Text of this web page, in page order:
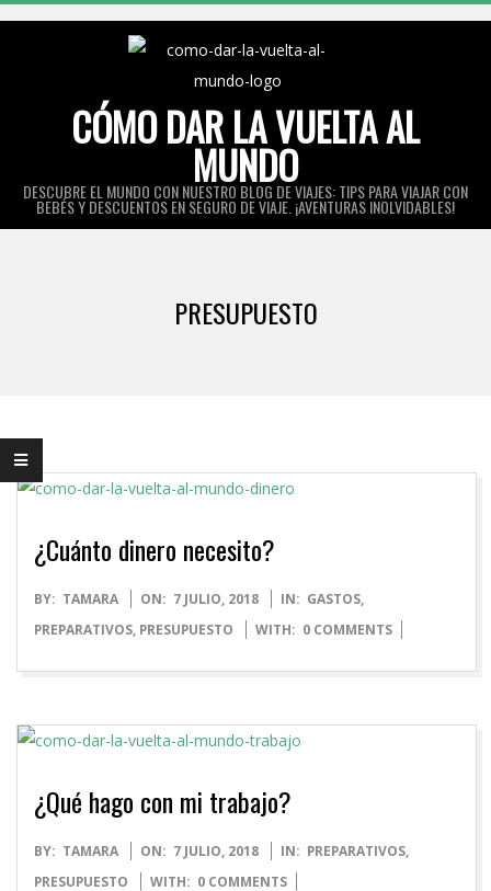
CÓMO DAR LA VUELTA AL
MUNDO
DESCUBRE EL MUNDO CON NUESTRO BLOG DE VIAJES: TIPS PARA VIAJAR CON
BEBÉS Y DESCUENTOS EN SEGURO DE VIAJE. ¡AVENTURAS INOLVIDABLES!
PRESUPUESTO
¿Cuánto dinero necesito?
2018-
07-
BY: TAMARA ON: 7 JULIO, 2018 IN: GASTOS,
PREPARATIVOS, PRESUPUESTO WITH: 0 COMMENTS
¿Qué hago con mi trabajo?
2018-
07-
BY: TAMARA ON: 7 JULIO, 2018 IN: PREPARATIVOS,
PRESUPUESTO
WITH: 0 COMMENTS